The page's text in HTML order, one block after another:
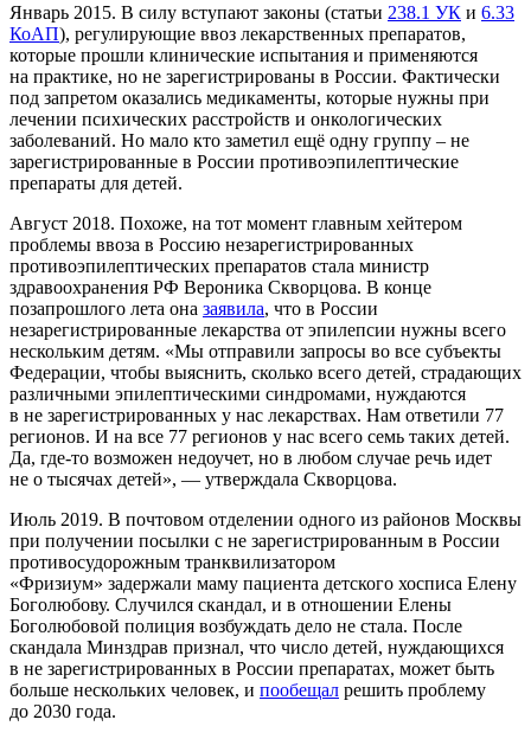
Январь 2015. В силу вступают законы (статьи 238.1 УК и 6.33
КоАП), регулирующие ввоз лекарственных препаратов,
которые прошли клинические испытания и применяются
на практике, но не зарегистрированы в России. Фактически
под запретом оказались медикаменты, которые нужны при
лечении психических расстройств и онкологических
заболеваний. Но мало кто заметил ещё одну группу – не
зарегистрированные в России противоэпилептические
препараты для детей.
Август 2018. Похоже, на тот момент главным хейтером
проблемы ввоза в Россию незарегистрированных
противоэпилептических препаратов стала министр
здравоохранения РФ Вероника Скворцова. В конце
позапрошлого лета она заявила, что в России
незарегистрированные лекарства от эпилепсии нужны всего
нескольким детям. «Мы отправили запросы во все субъекты
Федерации, чтобы выяснить, сколько всего детей, страдающих
различными эпилептическими синдромами, нуждаются
в не зарегистрированных у нас лекарствах. Нам ответили 77
регионов. И на все 77 регионов у нас всего семь таких детей.
Да, где-то возможен недоучет, но в любом случае речь идет
не о тысячах детей», — утверждала Скворцова.
Июль 2019. В почтовом отделении одного из районов Москвы
при получении посылки с не зарегистрированным в России
противосудорожным транквилизатором
«Фризиум» задержали маму пациента детского хосписа Елену
Боголюбову. Случился скандал, и в отношении Елены
Боголюбовой полиция возбуждать дело не стала. После
скандала Минздрав признал, что число детей, нуждающихся
в не зарегистрированных в России препаратах, может быть
больше нескольких человек, и пообещал решить проблему
до 2030 года.